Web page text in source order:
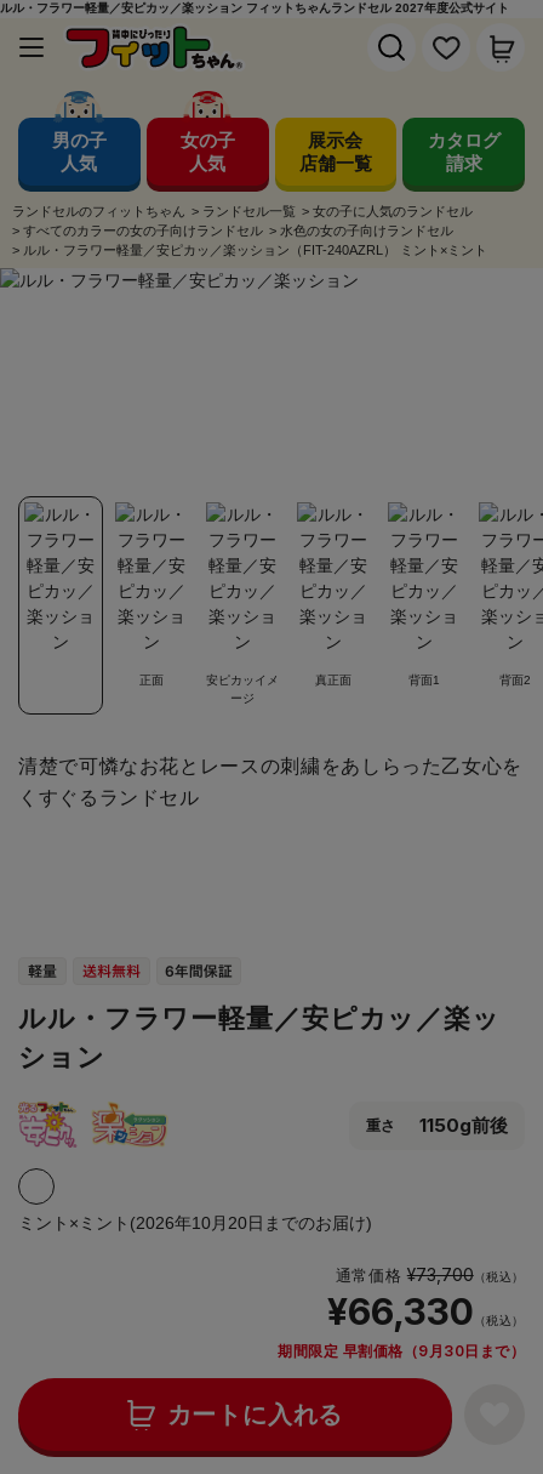
ルル・フラワー軽量／安ピカッ／楽ッション フィットちゃんランドセル 2027年度公式サイト
男の子
人気
女の子
人気
展示会
店舗一覧
カタログ
請求
ランドセルのフィットちゃん > ランドセル一覧 > 女の子に人気のランドセル
> すべてのカラーの女の子向けランドセル > 水色の女の子向けランドセル
> ルル・フラワー軽量／安ピカッ／楽ッション（FIT-240AZRL） ミント×ミント
正面
安ピカッイメ
ージ
真正面 背面1 背面2
清楚で可憐なお花とレースの刺繍をあしらった乙女心を
くすぐるランドセル
ルル・フラワー軽量／安ピカッ／楽ッ
ション
重さ 1150g前後
ミント×ミント(2026年10月20日までのお届け)
通常価格¥73,700（税込）
¥66,330 （税込）
期間限定 早割価格（9月30日まで）
カートに入れる